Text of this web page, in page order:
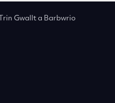
Trin Gwallt a Barbwrio